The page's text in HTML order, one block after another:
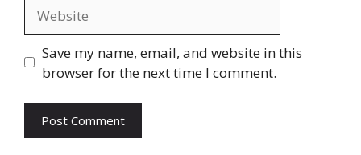
Save my name, email, and website in this
browser for the next time I comment.